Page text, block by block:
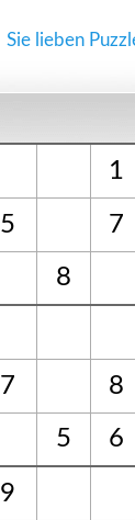
Sie lieben
1
5 7
8
7 8
5
6
9